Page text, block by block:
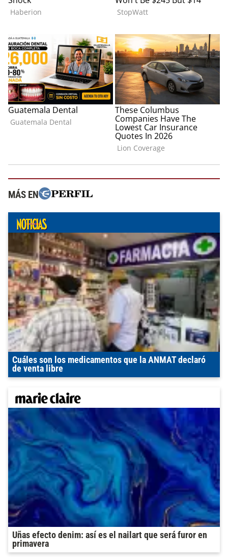
MÁS EN
Cuáles son los medicamentos que la ANMAT declaró
de venta libre
Uñas efecto denim: así es el nailart que será furor en
primavera